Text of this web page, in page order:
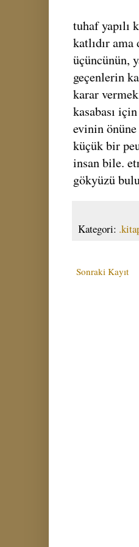
tuhaf yapılı
katlıdır
üçüncünün,
geçenlerin
karar
kasabası
evinin
küçük bir
insan bile.
gökyüzü
Kategori:
Sonraki Kayıt